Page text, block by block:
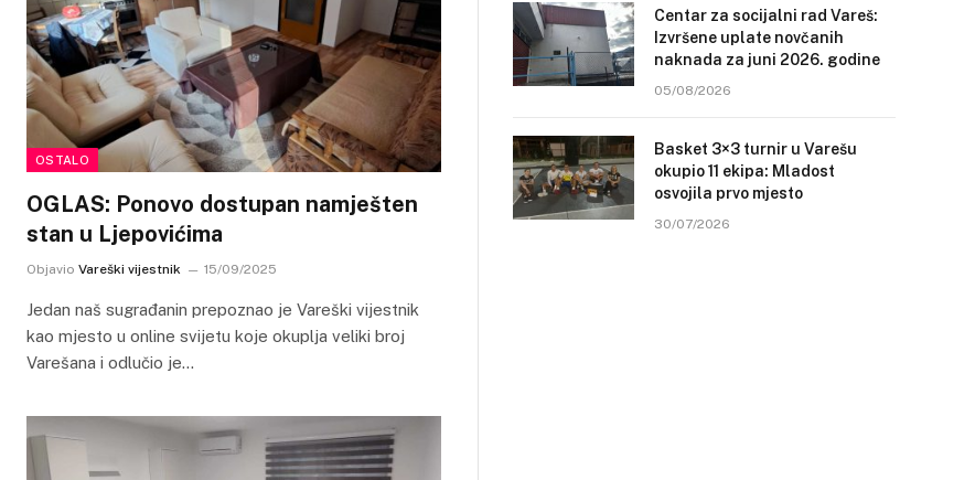
OSTALO
OGLAS: Ponovo dostupan namješten
stan u Ljepovićima
Objavio Vareški vijestnik 15/09/2025
Jedan naš sugrađanin prepoznao je Vareški vijestnik
kao mjesto u online svijetu koje okuplja veliki broj
Varešana i odlučio je…
Centar za socijalni rad Vareš:
Izvršene uplate novčanih
naknada za juni 2026. godine
05/08/2026
Basket 3×3 turnir u Varešu
okupio 11 ekipa: Mladost
osvojila prvo mjesto
30/07/2026